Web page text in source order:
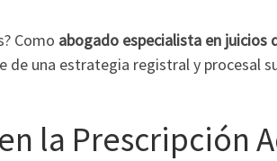
Como abogado especialista en juicios
de una estrategia registral y procesal
la Prescripción